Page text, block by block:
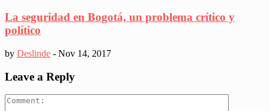
La seguridad en Bogotá, un problema crítico y
político
by Deslinde - Nov 14, 2017
Leave a Reply